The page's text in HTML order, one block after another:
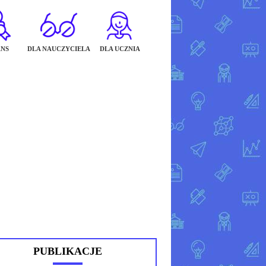
DLA NAUCZYCIELA DLA UCZNIA
PUBLIKACJE